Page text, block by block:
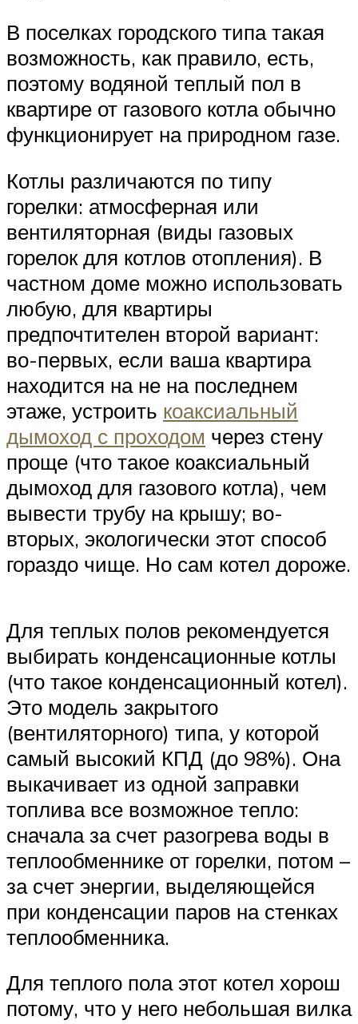
В поселках городского типа такая
возможность, как правило, есть,
поэтому водяной теплый пол в
квартире от газового котла обычно
функционирует на природном газе.
Котлы различаются по типу
горелки: атмосферная или
вентиляторная (виды газовых
горелок для котлов отопления). В
частном доме можно использовать
любую, для квартиры
предпочтителен второй вариант:
во-первых, если ваша квартира
находится на не на последнем
этаже, устроить коаксиальный
дымоход с проходом через стену
проще (что такое коаксиальный
дымоход для газового котла), чем
вывести трубу на крышу; во-
вторых, экологически этот способ
гораздо чище. Но сам котел дороже.
Для теплых полов рекомендуется
выбирать конденсационные котлы
(что такое конденсационный котел).
Это модель закрытого
(вентиляторного) типа, у которой
самый высокий КПД (до 98%). Она
выкачивает из одной заправки
топлива все возможное тепло:
сначала за счет разогрева воды в
теплообменнике от горелки, потом –
за счет энергии, выделяющейся
при конденсации паров на стенках
теплообменника.
Для теплого пола этот котел хорош
потому, что у него небольшая вилка